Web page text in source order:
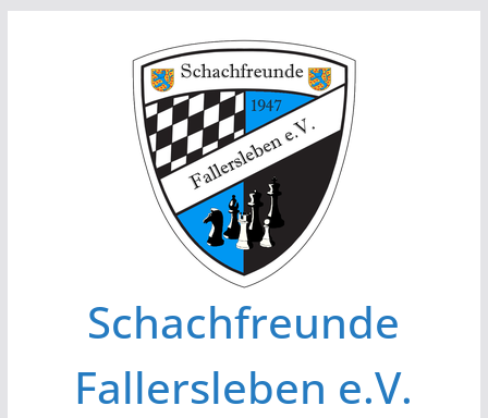
Schachfreunde
Fallersleben e.V.